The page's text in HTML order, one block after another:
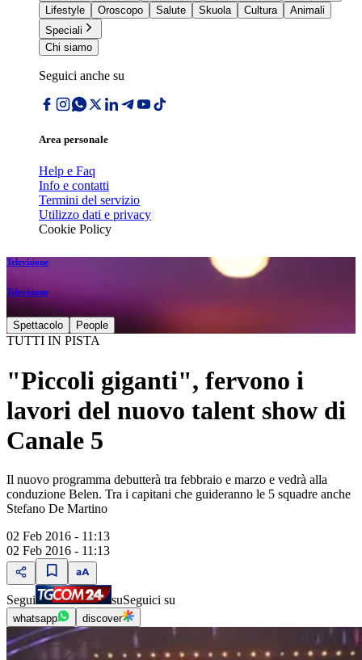
Lifestyle
Oroscopo Salute Skuola Cultura
Animali
Speciali
Chi siamo
Seguici anche su
Area personale
Help e Faq
Info e contatti
Termini del servizio
Utilizzo dati e privacy
Cookie Policy
Televisione
Televisione
Spettacolo People
TUTTI IN PISTA
"Piccoli giganti", fervono i
lavori del nuovo talent show di
Canale 5
Il nuovo programma debutterà tra febbraio e marzo e vedrà alla
conduzione Belen. Tra i capitani che guideranno le 5 squadre anche
Stefano De Martino
02 Feb 2016 - 11:13
02 Feb 2016 - 11:13
Segui suSeguici su
whatsapp discover